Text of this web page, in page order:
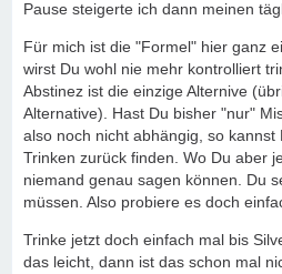
Pause steigerte ich dann meinen
Für mich ist die "Formel" hier ganz
wirst Du wohl nie mehr kontrolliert
Abstinez ist die einzige Alternive
Alternative). Hast Du bisher "nur"
also noch nicht abhängig, so
Trinken zurück finden. Wo Du aber
niemand genau sagen können. Du
müssen. Also probiere es doch
Trinke jetzt doch einfach mal bis
das leicht, dann ist das schon mal